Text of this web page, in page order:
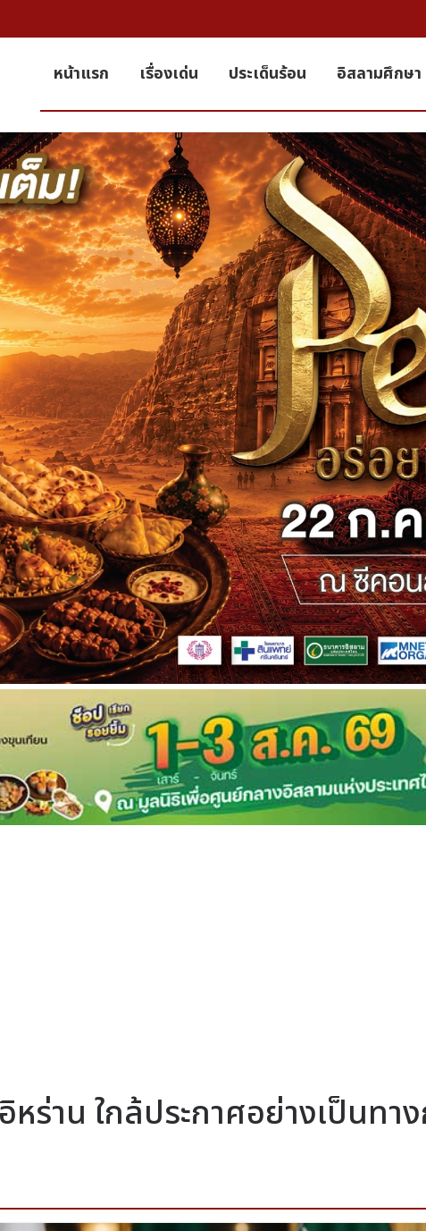
หน้าแรก เรื่องเด่น ประเด็นร้อน อิสลามศึกษา
ร่าน ใกล้ประกาศอย่างเป็นทา